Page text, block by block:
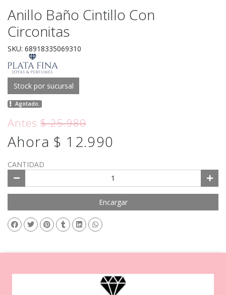
Anillo Baño Cintillo Con
Circonitas
SKU: 68918335069310
Stock por sucursal
Agotado.
Antes$ 25.980
Ahora $ 12.990
CANTIDAD
Encargar